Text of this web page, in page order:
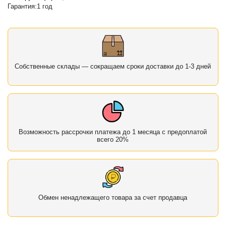
Гарантия:1 год
Собственные склады — сокращаем сроки доставки до 1-3 дней
Возможность рассрочки платежа до 1 месяца с предоплатой
всего 20%
Обмен ненадлежащего товара за счет продавца